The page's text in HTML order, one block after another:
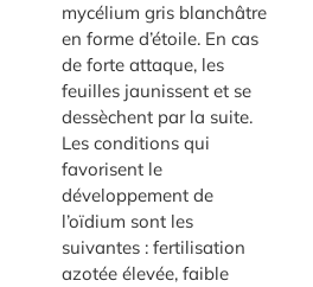
mycélium gris blanchâtre
en forme d’étoile. En cas
de forte attaque, les
feuilles jaunissent et se
dessèchent par la suite.
Les conditions qui
favorisent le
développement de
l’oïdium sont les
suivantes : fertilisation
azotée élevée, faible